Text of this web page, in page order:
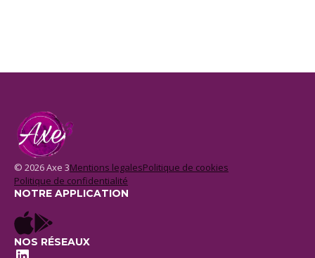
© 2026 Axe 3Mentions legalesPolitique de cookies
Politique de confidentialité
NOTRE APPLICATION
NOS RÉSEAUX